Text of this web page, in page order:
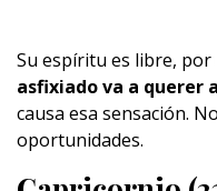
Su espíritu es libre, por
asfixiado va a querer
causa esa sensación.
oportunidades.